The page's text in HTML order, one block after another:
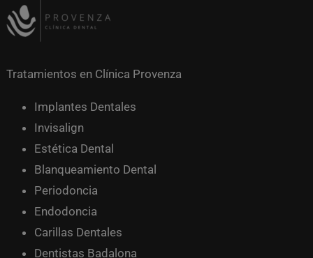
Tratamientos en Clínica Provenza
Implantes Dentales
Invisalign
Estética Dental
Blanqueamiento Dental
Periodoncia
Endodoncia
Carillas Dentales
Dentistas Badalona